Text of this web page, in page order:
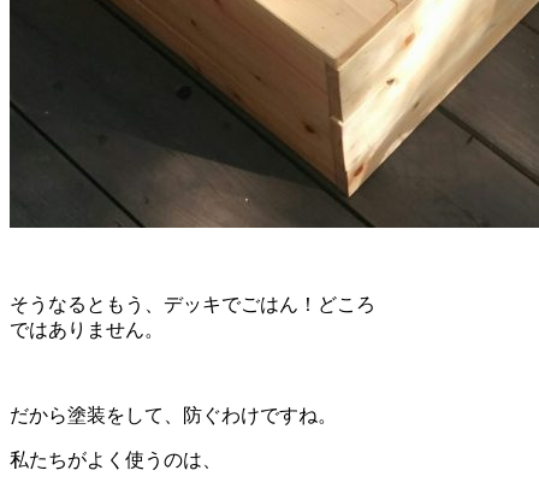
そうなるともう、デッキでごはん！どころ
ではありません。
だから塗装をして、防ぐわけですね。
私たちがよく使うのは、